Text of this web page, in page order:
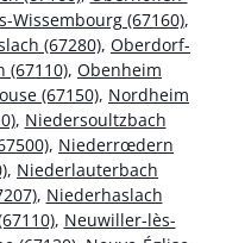
Wissembourg (67160),
(67280), Oberdorf-
(67110), Obenheim
(67150), Nordheim
, Niedersoultzbach
, Niederrœdern
, Niederlauterbach
, Niederhaslach
, Neuwiller-lès-